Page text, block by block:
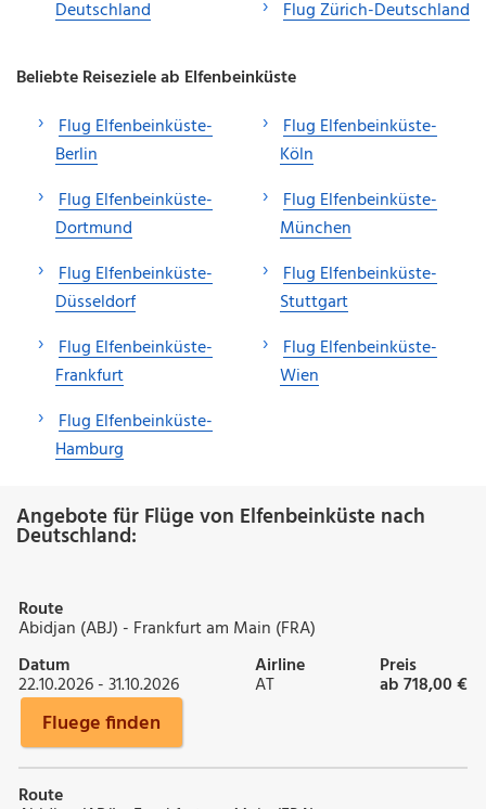
Deutschland Flug Zürich-Deutschland
Beliebte Reiseziele ab Elfenbeinküste
Flug Elfenbeinküste-
Berlin
Flug Elfenbeinküste-
Dortmund
Flug Elfenbeinküste-
Düsseldorf
Flug Elfenbeinküste-
Frankfurt
Flug Elfenbeinküste-
Hamburg
Flug Elfenbeinküste-
Köln
Flug Elfenbeinküste-
München
Flug Elfenbeinküste-
Stuttgart
Flug Elfenbeinküste-
Wien
Angebote für Flüge von Elfenbeinküste nach
Deutschland:
Route
Abidjan (ABJ) - Frankfurt am Main (FRA)
Datum
22.10.2026 - 31.10.2026
Airline
AT
Preis
ab 718,00 €
Fluege finden
Route